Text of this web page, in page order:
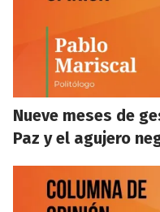
Nueve meses de
Paz y el agujero